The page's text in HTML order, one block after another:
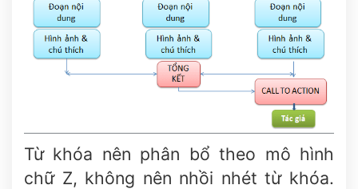
Từ khóa nên phân bổ theo mô hình
chữ Z, không nên nhồi nhét từ khóa.